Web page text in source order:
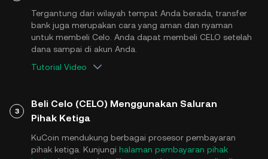
Tergantung dari wilayah tempat Anda berada, transfer
bank juga merupakan cara yang aman dan nyaman
untuk membeli Celo. Anda dapat membeli CELO setelah
dana sampai di akun Anda.
Tutorial Video
3
Beli Celo (CELO) Menggunakan Saluran
Pihak Ketiga
KuCoin mendukung berbagai prosesor pembayaran
pihak ketiga. Kunjungi halaman pembayaran pihak